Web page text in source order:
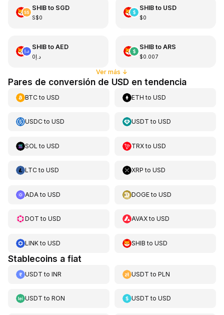
SHIBto SGD
S$0
SHIBto USD
$0
SHIBto AED
د.إ0
SHIBto ARS
$0.007
Ver más ↓
Pares de conversión de USD en tendencia
BTCto USD ETH toUSD
USDCto USD USDT toUSD
SOL to USD TRXtoUSD
LTCto USD XRP toUSD
ADA to USD DOGEtoUSD
DOT to USD AVAXtoUSD
LINKto USD SHIB toUSD
Stablecoins a fiat
USDT to INR USDT toPLN
USDT to RON USDT toUSD